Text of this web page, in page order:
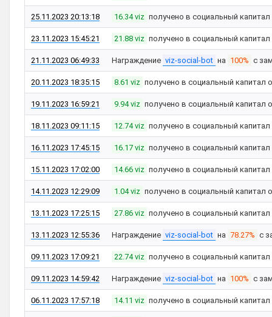
25.11.2023 20:13:18 16.34 viz получено в социальный
23.11.2023 15:45:21 21.88 viz получено в социальный
21.11.2023 06:49:33 Награждение viz-social-bot на 100% с
20.11.2023 18:35:15 8.61 viz получено в социальный капитал
19.11.2023 16:59:21 9.94 viz получено в социальный капитал
18.11.2023 09:11:15 12.74 viz получено в социальный
16.11.2023 17:45:15 16.17 viz получено в социальный
15.11.2023 17:02:00 14.66 viz получено в социальный
14.11.2023 12:29:09 1.04 viz получено в социальный капитал
13.11.2023 17:25:15 27.86 viz получено в социальный
13.11.2023 12:55:36 Награждение viz-social-bot на 78.27% с
09.11.2023 17:09:21 22.74 viz получено в социальный
09.11.2023 14:59:42 Награждение viz-social-bot на 100% с
06.11.2023 17:57:18 14.11 viz получено в социальный